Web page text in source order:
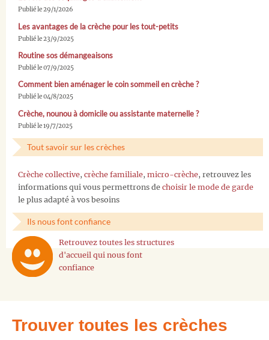
Publié le 29/1/2026
Les avantages de la crèche pour les tout-petits
Publié le 23/9/2025
Routine sos démangeaisons
Publié le 07/9/2025
Comment bien aménager le coin sommeil en crèche ?
Publié le 04/8/2025
Crèche, nounou à domicile ou assistante maternelle ?
Publié le 19/7/2025
Tout savoir sur les crèches
Crèche collective, crèche familiale, micro-crèche, retrouvez les
informations qui vous permettrons de choisir le mode de garde
le plus adapté à vos besoins
Ils nous font confiance
Retrouvez toutes les structures
d'accueil qui nous font
confiance
Trouver toutes les crèches